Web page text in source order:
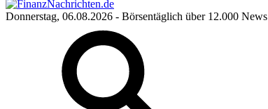
Donnerstag, 06.08.2026 - Börsentäglich über 12.000 News